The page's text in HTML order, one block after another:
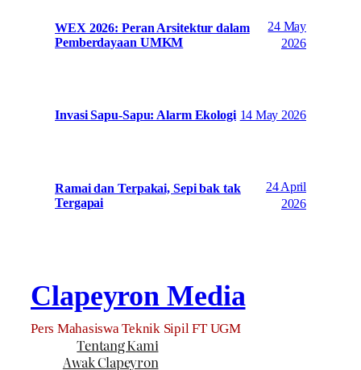
WEX 2026: Peran Arsitektur dalam
Pemberdayaan UMKM
24 May
2026
Invasi Sapu-Sapu: Alarm Ekologi 14 May 2026
Ramai dan Terpakai, Sepi bak tak
Tergapai
24 April
2026
Clapeyron Media
Pers Mahasiswa Teknik Sipil FT UGM
Tentang Kami
Awak Clapeyron